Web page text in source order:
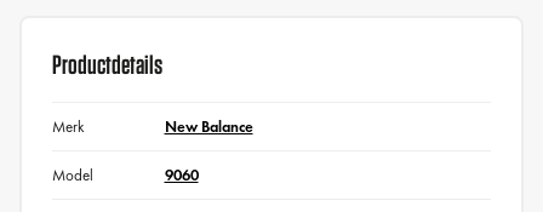
Productdetails
Merk New Balance
Model 9060